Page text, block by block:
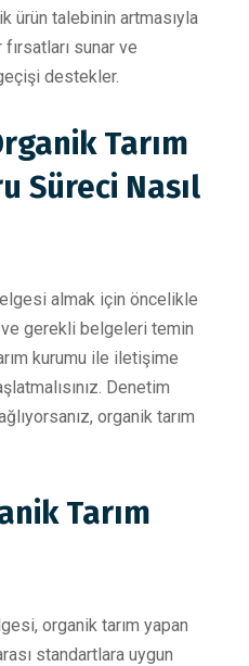
ürün talebinin artmasıyla
sunar ve
destekler.
Tarım
Süreci Nasıl
almak için öncelikle
gerekli belgeleri temin
kurumu ile iletişime
Denetim
organik tarım
Tarım
organik tarım yapan
standartlara uygun